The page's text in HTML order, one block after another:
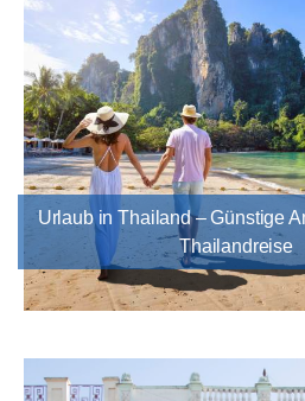
Urlaub in Thailand – Günstige
Thailandreise